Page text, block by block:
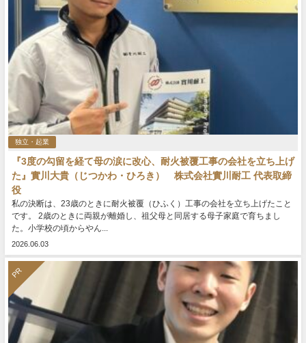
独立・起業
『3度の勾留を経て母の涙に改心、耐火被覆工事の会社を立ち上げ
た』實川大貴（じつかわ・ひろき） 株式会社實川耐工 代表取締
役
私の決断は、23歳のときに耐火被覆（ひふく）工事の会社を立ち上げたこと
です。 2歳のときに両親が離婚し、祖父母と同居する母子家庭で育ちまし
た。小学校の頃からやん...
2026.06.03
PR